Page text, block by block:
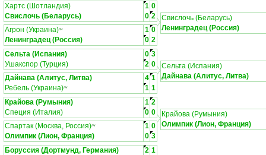
Хартс (Шотландия) 1 0
Свислочь (Беларусь)
0 2
Агрон (Украина)ЛЧ 1 0
Ленинградец (Россия)
0 2
Свислочь (Беларусь)
Ленинградец (Россия)
Сельта (Испания) 0 3
Ушакспор (Турция)
2 0
Дайнава (Алитус, Литва)
4 1
Ребель (Украина)ЛЧ 1 1
Сельта (Испания)
Дайнава (Алитус, Литва)
Крайова (Румыния) 1 2
Специя (Италия)
0 0
Спартак (Москва, Россия)ЛЧ 1 0
Олимпик (Лион, Франция)
0 3
Крайова (Румыния)
Олимпик (Лион, Франция)
Боруссия (Дортмунд, Германия) 2 1